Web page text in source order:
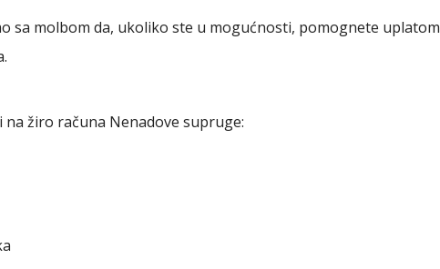
sa molbom da, ukoliko ste u mogućnosti, pomognete uplatom
žiro računa Nenadove supruge: